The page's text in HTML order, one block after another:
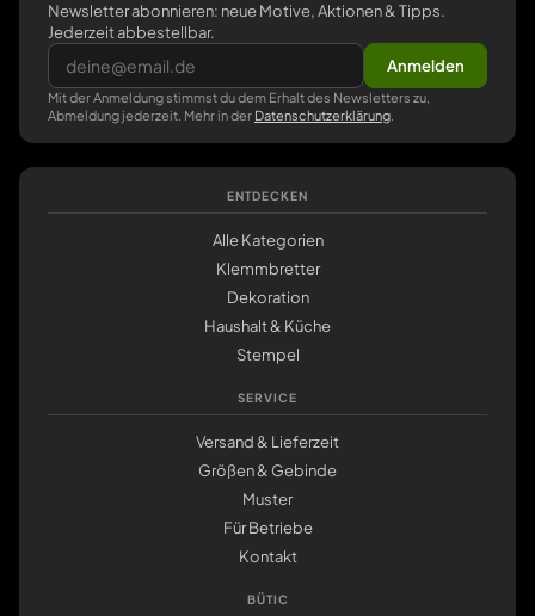
Newsletter abonnieren: neue Motive, Aktionen & Tipps.
Jederzeit abbestellbar.
Anmelden
Mit der Anmeldung stimmst du dem Erhalt des Newsletters zu,
Abmeldung jederzeit. Mehr in der Datenschutzerklärung
ENTDECKEN
Alle Kategorien
Klemmbretter
Dekoration
Haushalt & Küche
Stempel
SERVICE
Versand & Lieferzeit
Größen & Gebinde
Muster
Für Betriebe
Kontakt
BÜTIC